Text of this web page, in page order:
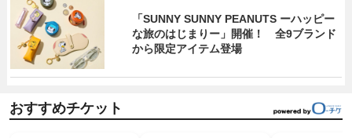
「SUNNY SUNNY PEANUTS ーハッピー
な旅のはじまりー」開催！ 全9ブランド
から限定アイテム登場
おすすめチケット